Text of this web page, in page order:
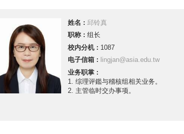
姓名 : 邱铃真
职称 :组长
校内分机 : 1087
电子信箱 : lingjan@asia.edu.tw
业务职掌 :
1. 综理评鑑与稽核组相关业务。
2. 主管临时交办事项。